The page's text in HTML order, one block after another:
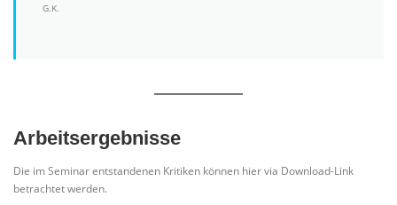
G.K.
Arbeitsergebnisse
Die im Seminar entstandenen Kritiken können hier via Download-Link
betrachtet werden.